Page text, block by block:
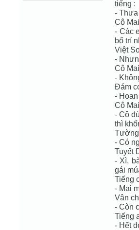
tiếng :
-
Cô
- Các
bố trí
Việt
-
Cô
-
Đám
-
Cô
- Cô
thì
Tường
- Có
Tuyết
- Xì,
gái
Tiếng
- Mai
Vân
- Còn
Tiếng
- Hết